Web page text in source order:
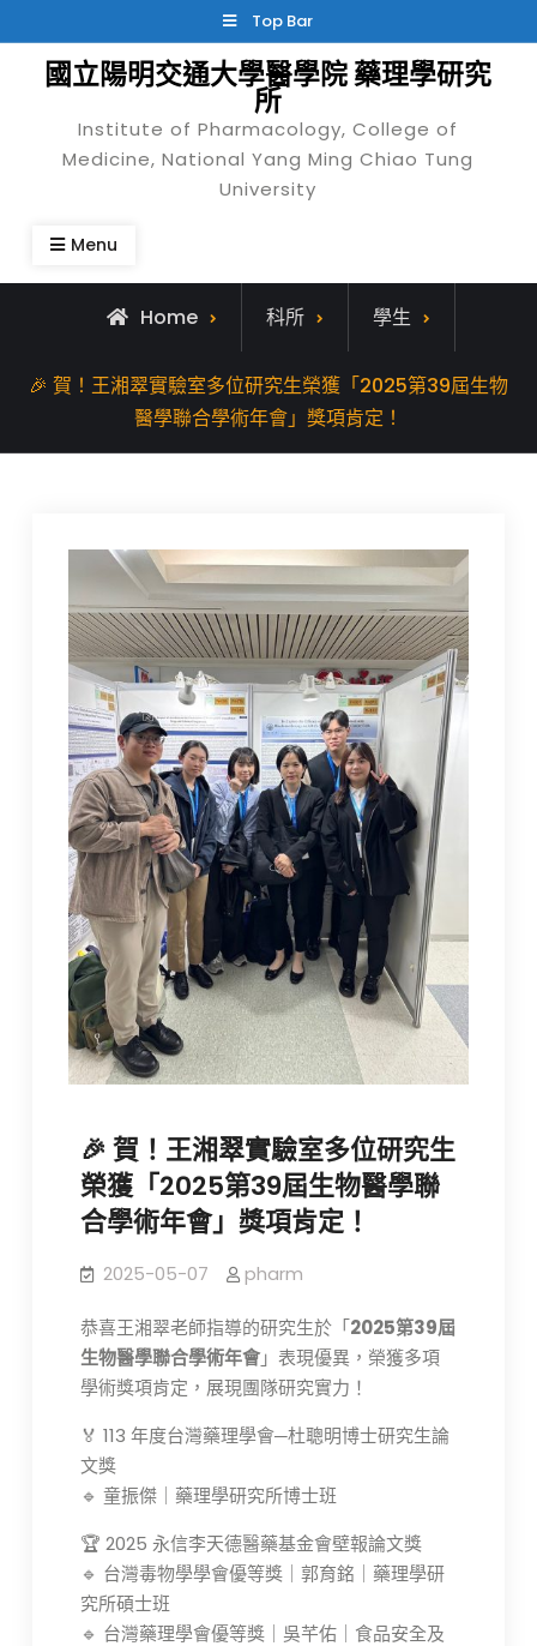
to
content
Top Bar
國立陽明交通大學醫學院 藥理學研究
所
Institute of Pharmacology, College of
Medicine, National Yang Ming Chiao Tung
University
Menu
Home 科所 學生
🎉 賀！王湘翠實驗室多位研究生榮獲「2025第39屆生物
醫學聯合學術年會」獎項肯定！
🎉 賀！王湘翠實驗室多位研究生
榮獲「2025第39屆生物醫學聯
合學術年會」獎項肯定！
2025-05-07 pharm
恭喜王湘翠老師指導的研究生於「2025第39屆
生物醫學聯合學術年會」表現優異，榮獲多項
學術獎項肯定，展現團隊研究實力！
🏅 113 年度台灣藥理學會─杜聰明博士研究生論
文獎
🔹 童振傑｜藥理學研究所博士班
🏆 2025 永信李天德醫藥基金會壁報論文獎
🔹 台灣毒物學學會優等獎｜郭育銘｜藥理學研
究所碩士班
🔹 台灣藥理學會優等獎｜吳芊佑｜食品安全及